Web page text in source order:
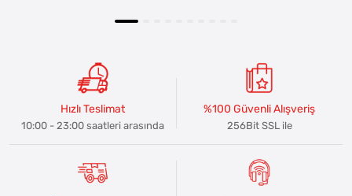
Hızlı Teslimat
10:00 - 23:00 saatleri arasında
%100 Güvenli Alışveriş
256Bit SSL ile